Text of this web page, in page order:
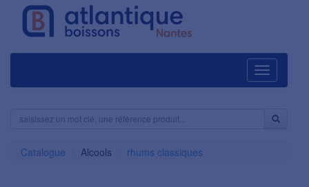
Navigation
Catalogue Alcools rhums classiques